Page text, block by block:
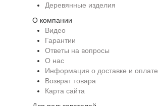
Деревянные изделия
О компании
Видео
Гарантии
Ответы на вопросы
О нас
Информация о доставке и оплате
Возврат товара
Карта сайта